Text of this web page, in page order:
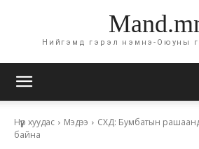
Нийгэмд гэрэл нэмнэ-Оюуны
Нүүр хуудас Мэдээ
СХД: Бумбатын
байна